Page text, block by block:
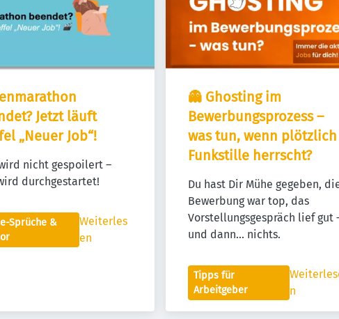
Jetzt läuft
„Neuer Job“!
nicht gespoilert –
durchgestartet!
Sprüche &
Weiterles
en
👻 Ghosting im
Bewerbungsprozess –
was tun, wenn plötzlich
Funkstille herrscht?
Du hast Dir Mühe gegeben,
Bewerbung war top, das
Vorstellungsgespräch lief gut
und dann... nichts.
Tipps für
Arbeitgeber
n